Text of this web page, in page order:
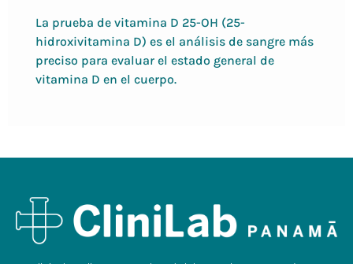
La prueba de vitamina D 25-OH (25-
hidroxivitamina D) es el análisis de sangre más
preciso para evaluar el estado general de
vitamina D en el cuerpo.